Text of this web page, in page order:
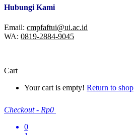
Hubungi Kami
Email: cmpfaftui@ui.ac.id
WA: 0819-2884-9045
Cart
Your cart is empty! Return to shop
Checkout - Rp0
0